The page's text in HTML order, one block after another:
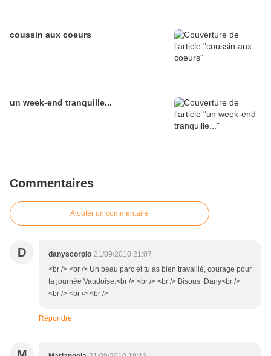
coussin aux coeurs
un week-end tranquille...
Commentaires
Ajouter un commentaire
D danyscorpio 21/09/2010 21:07
<br /> <br /> Un beau parc et tu as bien travaillé, courage pour
ta journée Vaudoise.<br /> <br /> <br /> Bisous Dany<br />
<br /> <br /> <br />
Répondre